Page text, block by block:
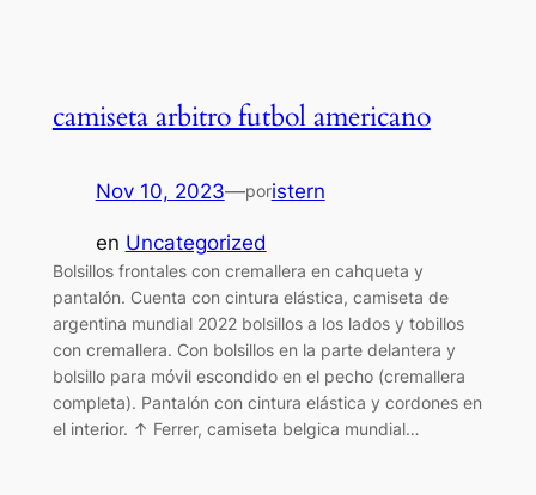
camiseta arbitro futbol americano
Nov 10, 2023—poristern
en Uncategorized
Bolsillos frontales con cremallera en cahqueta y
pantalón. Cuenta con cintura elástica, camiseta de
argentina mundial 2022 bolsillos a los lados y tobillos
con cremallera. Con bolsillos en la parte delantera y
bolsillo para móvil escondido en el pecho (cremallera
completa). Pantalón con cintura elástica y cordones en
el interior. ↑ Ferrer, camiseta belgica mundial…